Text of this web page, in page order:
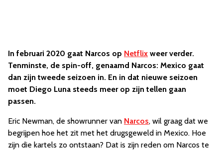
In februari 2020 gaat Narcos op Netflix weer verder.
Tenminste, de spin-off, genaamd Narcos: Mexico gaat
dan zijn tweede seizoen in. En in dat nieuwe seizoen
moet Diego Luna steeds meer op zijn tellen gaan
passen.
Eric Newman, de showrunner van Narcos, wil graag dat we
begrijpen hoe het zit met het drugsgeweld in Mexico. Hoe
zijn die kartels zo ontstaan? Dat is zijn reden om Narcos te